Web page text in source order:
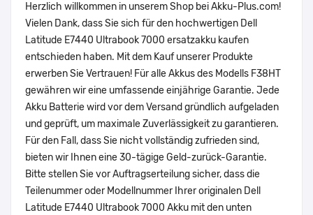
Herzlich willkommen in unserem Shop bei Akku-Plus.com!
Vielen Dank, dass Sie sich für den hochwertigen Dell
Latitude E7440 Ultrabook 7000 ersatzakku kaufen
entschieden haben. Mit dem Kauf unserer Produkte
erwerben Sie Vertrauen! Für alle Akkus des Modells F38HT
gewähren wir eine umfassende einjährige Garantie. Jede
Akku Batterie wird vor dem Versand gründlich aufgeladen
und geprüft, um maximale Zuverlässigkeit zu garantieren.
Für den Fall, dass Sie nicht vollständig zufrieden sind,
bieten wir Ihnen eine 30-tägige Geld-zurück-Garantie.
Bitte stellen Sie vor Auftragserteilung sicher, dass die
Teilenummer oder Modellnummer Ihrer originalen Dell
Latitude E7440 Ultrabook 7000 Akku mit den unten